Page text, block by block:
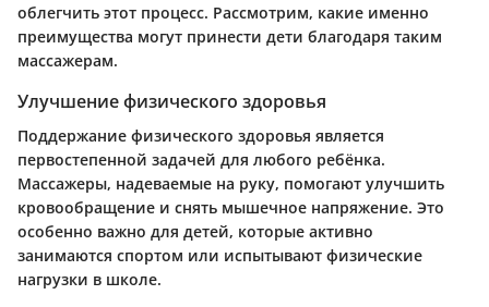
облегчить этот процесс. Рассмотрим, какие именно
преимущества могут принести дети благодаря таким
массажерам.
Улучшение физического здоровья
Поддержание физического здоровья является
первостепенной задачей для любого ребёнка.
Массажеры, надеваемые на руку, помогают улучшить
кровообращение и снять мышечное напряжение. Это
особенно важно для детей, которые активно
занимаются спортом или испытывают физические
нагрузки в школе.